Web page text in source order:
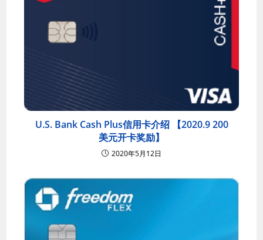
U.S. Bank Cash Plus信用卡介绍 【2020.9 200
美元开卡奖励】
2020年5月12日